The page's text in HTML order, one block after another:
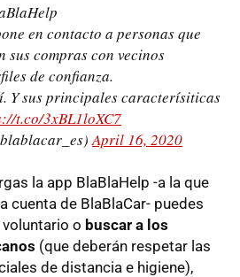
en contacto a personas que
sus compras con vecinos
de confianza.
Y sus principales caracterísiticas
t.co/3xBL1loXC7
April 16, 2020
la app BlaBlaHelp -a la que
cuenta de BlaBlaCar- puedes
o buscar a los
(que deberán respetar las
de distancia e higiene),